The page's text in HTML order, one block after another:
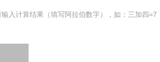
输入计算结果（填写阿拉伯数字），如：三加四=7